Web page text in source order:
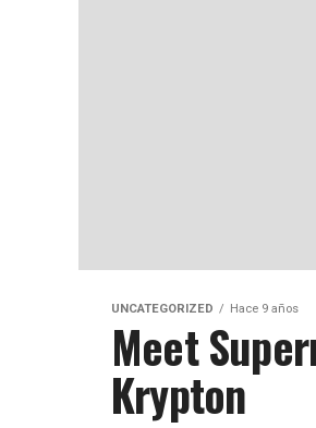
UNCATEGORIZED Hace 9 años
Meet
Krypton